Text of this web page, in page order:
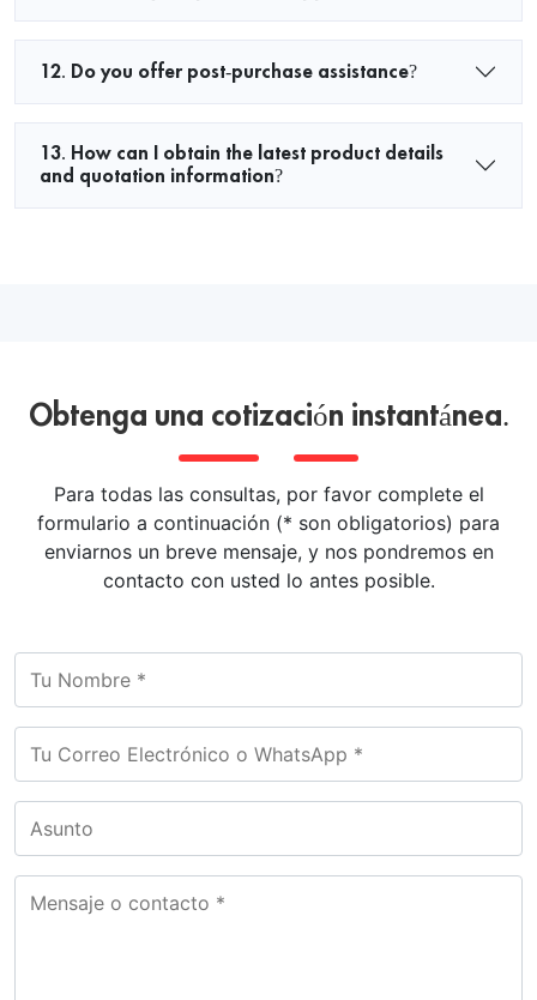
12. Do you offer post-purchase assistance?
13. How can I obtain the latest product details
and quotation information?
Obtenga una cotización instantánea.
Para todas las consultas, por favor complete el
formulario a continuación (* son obligatorios) para
enviarnos un breve mensaje, y nos pondremos en
contacto con usted lo antes posible.